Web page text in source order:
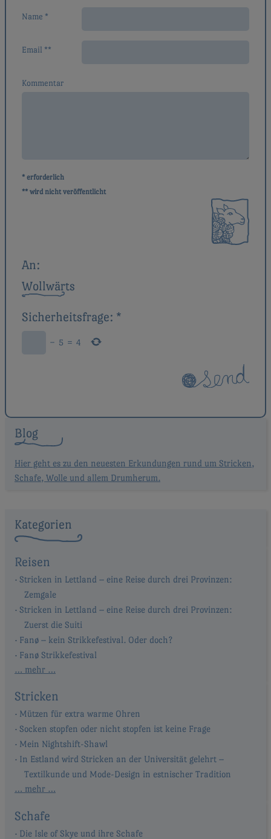
Name *
Email **
Kommentar
* erforderlich
** wird nicht veröffentlicht
An:
Wollwärts
Sicherheitsfrage: *
− 5 = 4
Blog
Hier geht es zu den neuesten Erkundungen rund um Stricken,
Schafe, Wolle und allem Drumherum.
Kategorien
Reisen
Stricken in Lettland – eine Reise durch drei Provinzen:
Zemgale
Stricken in Lettland – eine Reise durch drei Provinzen:
Zuerst die Suiti
Fanø – kein Strikkefestival. Oder doch?
Fanø Strikkefestival
… mehr …
Stricken
Mützen für extra warme Ohren
Socken stopfen oder nicht stopfen ist keine Frage
Mein Nightshift-Shawl
In Estland wird Stricken an der Universität gelehrt –
Textilkunde und Mode-Design in estnischer Tradition
… mehr …
Schafe
Die Isle of Skye und ihre Schafe